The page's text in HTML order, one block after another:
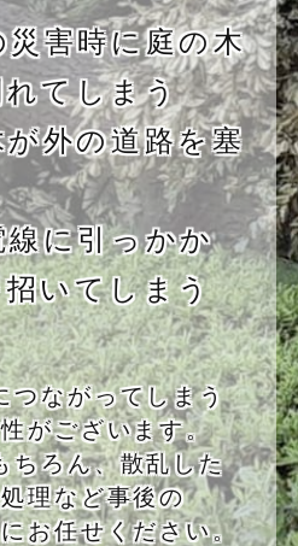
災害時に庭の木
てしまう
が外の道路を塞
に引っかか
いてしまう
つながってしまう
がございます。
ちろん、散乱した
理など事後の
お任せください。